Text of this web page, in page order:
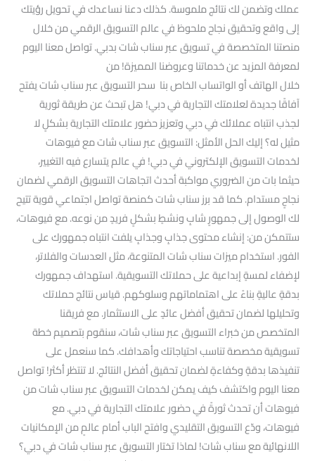
عملك وتضمن لك نتائج ملموسة. كذلك دعنا نساعدك في تحويل رؤيتك
إلى واقع وتحقيق نجاح ملحوظ في عالم التسويق الرقمي من خلال
منصتنا المتخصصة في تسويق عبر سناب شات بدبي. تواصل معنا اليوم
لمعرفة المزيد عن خدماتنا وعروضنا المميزة! من
خلال الهاتف أو الواتساب الخاص بنا سحر التسويق عبر سناب شات يفتح
آفاقًا جديدة لعلامتك التجارية في دبي! هل تبحث عن طريقة ثورية
لجذب انتباه عملائك في دبي وتعزيز حضور علامتك التجارية بشكلٍ لا
مثيل له؟ إليك الحل الأمثل: التسويق عبر سناب شات مع فيوهات
لخدمات التسويق الإلكتروني في دبي! في عالم يتسارع فيه التغيير،
حيثما بات من الضروري مواكبة أحدث اتجاهات التسويق الرقمي لضمان
نجاحٍ مستدام. كما قد برز سناب شات كمنصة تواصل اجتماعي قوية تتيح
لك الوصول إلى جمهورٍ شابٍ ونشطٍ بشكلٍ فريدٍ من نوعه. مع فيوهات،
ستتمكن من: إنشاء محتوى جذابٍ وجذابٍ يلفت انتباه جمهورك على
الفور. استخدام ميزات سناب شات المتنوعة، مثل العدسات والفلاتر،
لإضفاء لمسةٍ إبداعية على حملاتك التسويقية. استهداف جمهورك
بدقةٍ عاليةٍ بناءً على اهتماماتهم وسلوكهم. قياس نتائج حملاتك
وتحليلها لضمان تحقيق أفضل عائدٍ على الاستثمار. مع فريقنا
المتخصص من خبراء التسويق عبر سناب شات، سنقوم بتصميم خطة
تسويقية مخصصة تناسب احتياجاتك وأهدافك. كما سنعمل على
تنفيذها بدقةٍ وكفاءةٍ لضمان تحقيق أفضل النتائج. لا تنتظر أكثر! تواصل
معنا اليوم واكتشف كيف يمكن لخدمات التسويق عبر سناب شات من
فيوهات أن تحدث ثورةً في حضور علامتك التجارية في دبي. مع
فيوهات، ودّع التسويق التقليدي وافتح الباب أمام عالمٍ من الإمكانيات
اللانهائية مع سناب شات! لماذا تختار التسويق عبر سناب شات في دبي؟